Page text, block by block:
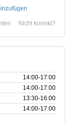
Nicht korrekt?
14:00‑17:00
14:00‑17:00
13:30‑16:00
14:00‑17:00